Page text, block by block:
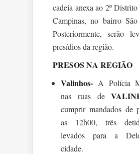
cadeia anexa ao 2º
Campinas, no bairro
Posteriormente, serão
presídios da região.
PRESOS NA REGIÃO
Valinhos- A Polícia
nas ruas de
cumprir mandados de
as 12h00, três
levados para a
cidade.